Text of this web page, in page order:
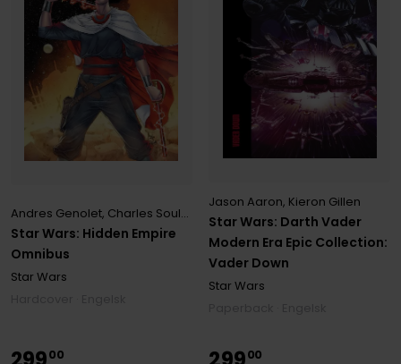
Star Wars: Hidden Empire
Omnibus
Andres Genolet, Charles Soule Ethan Sacks Paulo Siqueira
Star Wars
Star Wars: Darth Vader
Modern Era Epic Collection:
Vader Down
Jason Aaron, Kieron Gillen
Star Wars
00 00